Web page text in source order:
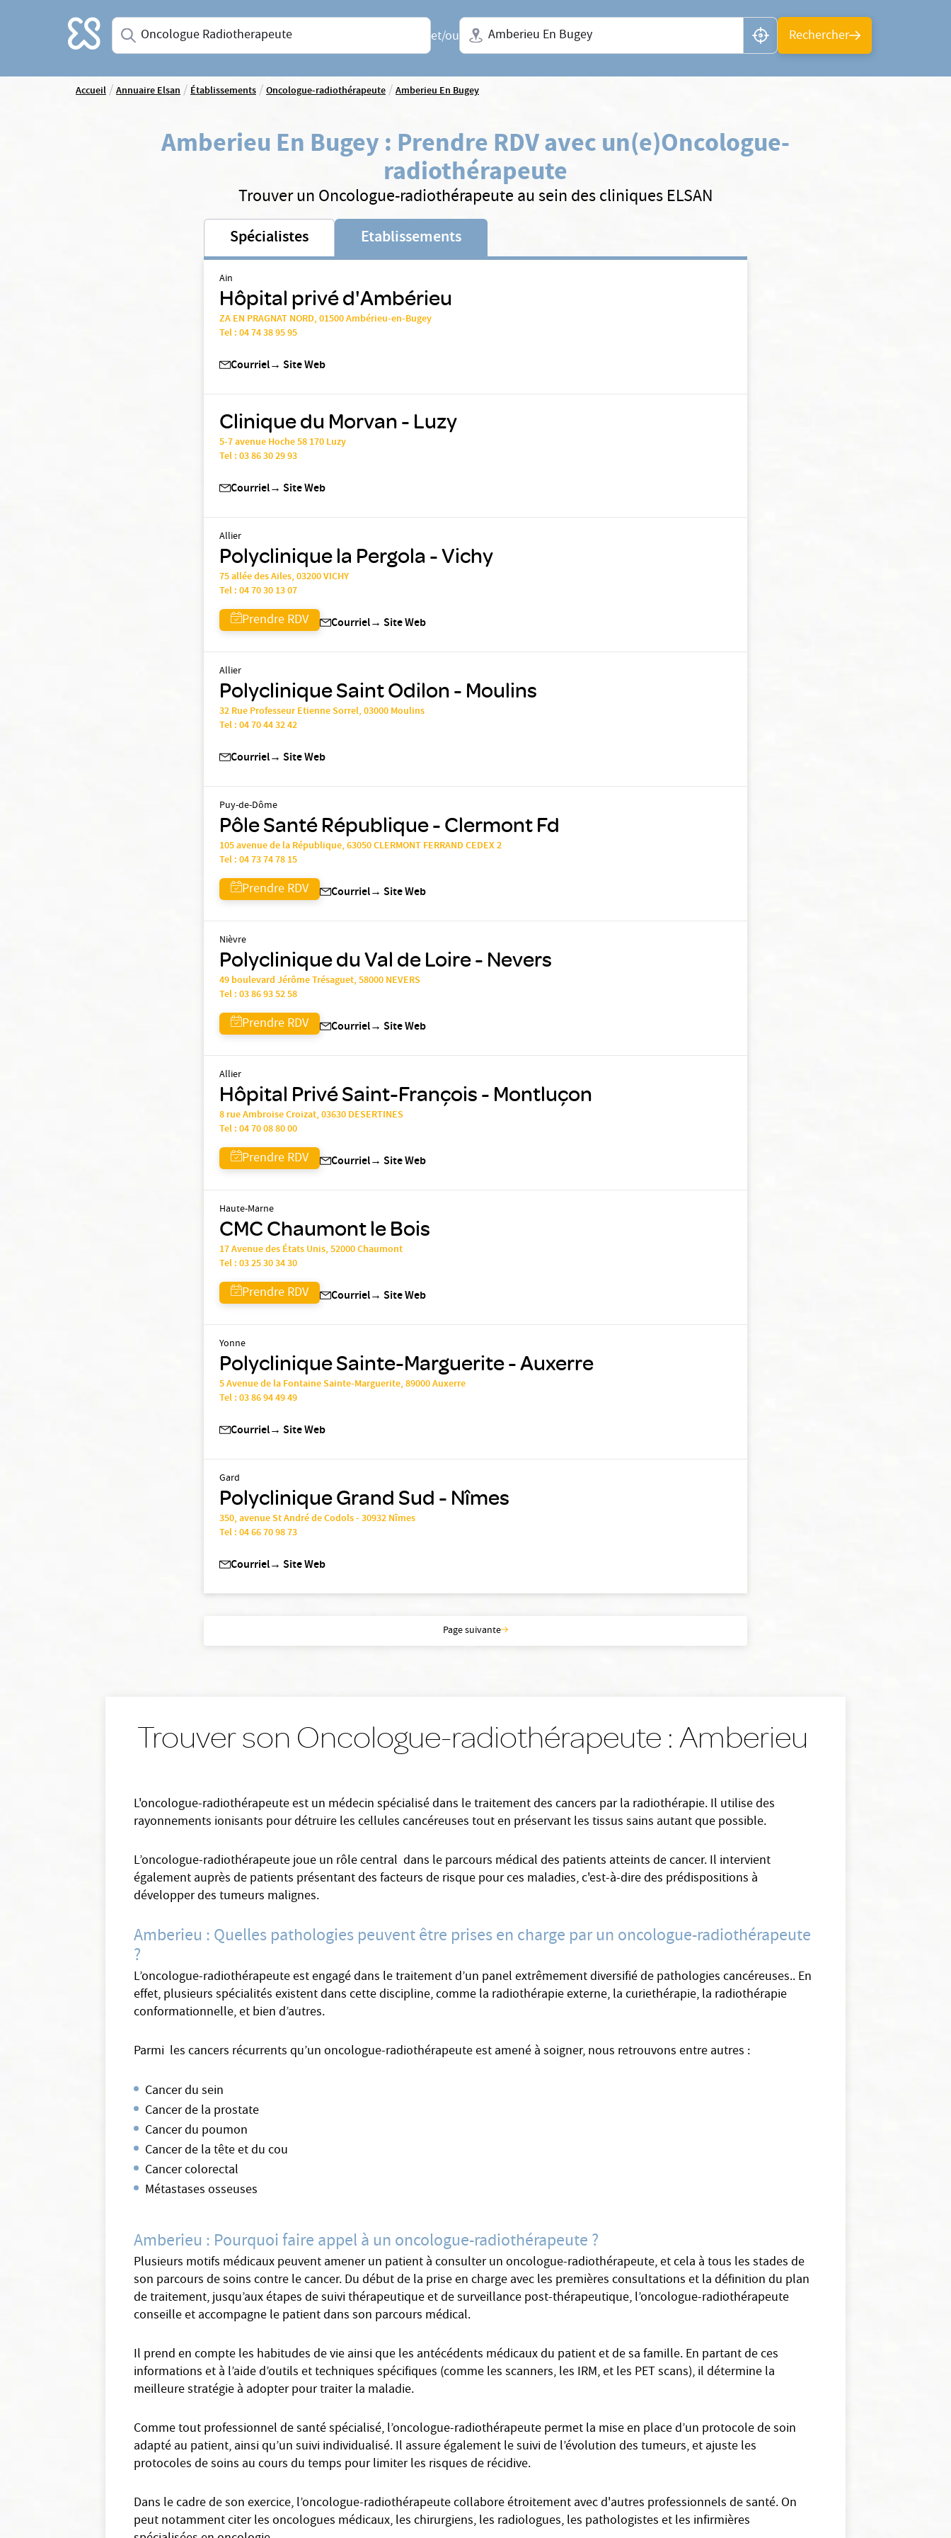
Accueil Saisissez une spécialité ou un service
et/ou
Ville + N° de département, région ou CP
Rechercher
Accueil/Annuaire Elsan/Établissements/Oncologue-radiothérapeute/Amberieu En Bugey
Amberieu En Bugey : Prendre RDV avec un(e)Oncologue-
radiothérapeute
Trouver un Oncologue-radiothérapeute au sein des cliniques ELSAN
Spécialistes Etablissements
Ain
Hôpital privé d'Ambérieu
ZA EN PRAGNAT NORD, 01500 Ambérieu-en-Bugey
Tel :04 74 38 95 95
Courriel→ Site Web
Clinique du Morvan - Luzy
5-7 avenue Hoche 58 170 Luzy
Tel :03 86 30 29 93
Courriel→ Site Web
Allier
Polyclinique la Pergola - Vichy
75 allée des Ailes, 03200 VICHY
Tel :04 70 30 13 07
Prendre RDV Courriel→ Site Web
Allier
Polyclinique Saint Odilon - Moulins
32 Rue Professeur Etienne Sorrel, 03000 Moulins
Tel :04 70 44 32 42
Courriel→ Site Web
Puy-de-Dôme
Pôle Santé République - Clermont Fd
105 avenue de la République, 63050 CLERMONT FERRAND CEDEX 2
Tel :04 73 74 78 15
Prendre RDV Courriel→ Site Web
Nièvre
Polyclinique du Val de Loire - Nevers
49 boulevard Jérôme Trésaguet, 58000 NEVERS
Tel :03 86 93 52 58
Prendre RDV Courriel→ Site Web
Allier
Hôpital Privé Saint-François - Montluçon
8 rue Ambroise Croizat, 03630 DESERTINES
Tel :04 70 08 80 00
Prendre RDV Courriel→ Site Web
Haute-Marne
CMC Chaumont le Bois
17 Avenue des États Unis, 52000 Chaumont
Tel :03 25 30 34 30
Prendre RDV Courriel→ Site Web
Yonne
Polyclinique Sainte-Marguerite - Auxerre
5 Avenue de la Fontaine Sainte-Marguerite, 89000 Auxerre
Tel :03 86 94 49 49
Courriel→ Site Web
Gard
Polyclinique Grand Sud - Nîmes
350, avenue St André de Codols - 30932 Nîmes
Tel :04 66 70 98 73
Courriel→ Site Web
Page suivante
Trouver son Oncologue-radiothérapeute : Amberieu
L'oncologue-radiothérapeute est un médecin spécialisé dans le traitement des cancers par la radiothérapie. Il utilise des
rayonnements ionisants pour détruire les cellules cancéreuses tout en préservant les tissus sains autant que possible.
L’oncologue-radiothérapeute joue un rôle central dans le parcours médical des patients atteints de cancer. Il intervient
également auprès de patients présentant des facteurs de risque pour ces maladies, c'est-à-dire des prédispositions à
développer des tumeurs malignes.
Amberieu : Quelles pathologies peuvent être prises en charge par un oncologue-radiothérapeute
?
L’oncologue-radiothérapeute est engagé dans le traitement d’un panel extrêmement diversifié de pathologies cancéreuses.. En
effet, plusieurs spécialités existent dans cette discipline, comme la radiothérapie externe, la curiethérapie, la radiothérapie
conformationnelle, et bien d’autres.
Parmi les cancers récurrents qu’un oncologue-radiothérapeute est amené à soigner, nous retrouvons entre autres :
Cancer du sein
Cancer de la prostate
Cancer du poumon
Cancer de la tête et du cou
Cancer colorectal
Métastases osseuses
Amberieu : Pourquoi faire appel à un oncologue-radiothérapeute ?
Plusieurs motifs médicaux peuvent amener un patient à consulter un oncologue-radiothérapeute, et cela à tous les stades de
son parcours de soins contre le cancer. Du début de la prise en charge avec les premières consultations et la définition du plan
de traitement, jusqu’aux étapes de suivi thérapeutique et de surveillance post-thérapeutique, l’oncologue-radiothérapeute
conseille et accompagne le patient dans son parcours médical.
Il prend en compte les habitudes de vie ainsi que les antécédents médicaux du patient et de sa famille. En partant de ces
informations et à l’aide d’outils et techniques spécifiques (comme les scanners, les IRM, et les PET scans), il détermine la
meilleure stratégie à adopter pour traiter la maladie.
Comme tout professionnel de santé spécialisé, l’oncologue-radiothérapeute permet la mise en place d’un protocole de soin
adapté au patient, ainsi qu’un suivi individualisé. Il assure également le suivi de l’évolution des tumeurs, et ajuste les
protocoles de soins au cours du temps pour limiter les risques de récidive.
Dans le cadre de son exercice, l’oncologue-radiothérapeute collabore étroitement avec d'autres professionnels de santé. On
peut notamment citer les oncologues médicaux, les chirurgiens, les radiologues, les pathologistes et les infirmières